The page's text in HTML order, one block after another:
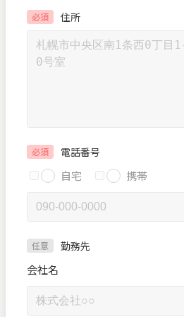
必須 住所
必須 電話番号
自宅 携帯
任意 勤務先
会社名